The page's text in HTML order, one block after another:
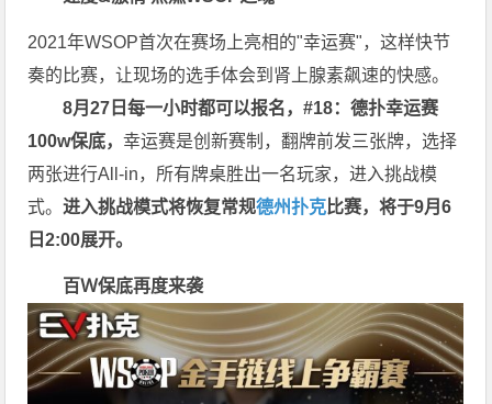
2021年WSOP首次在赛场上亮相的"幸运赛"，这样快节
奏的比赛，让现场的选手体会到肾上腺素飙速的快感。
8月27日每一小时都可以报名，#18：德扑幸运赛
100w保底，幸运赛是创新赛制，翻牌前发三张牌，选择
两张进行All-in，所有牌桌胜出一名玩家，进入挑战模
式。进入挑战模式将恢复常规德州扑克 比赛，将于9月6
日2:00展开。
百Ｗ保底再度来袭